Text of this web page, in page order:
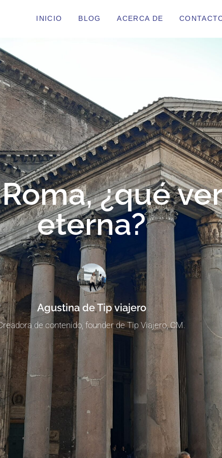
INICIO BLOG ACERCA DE
¿qué
eterna?
Agustina de Tip viajero
de contenido, founder de Tip Viajero, CM.